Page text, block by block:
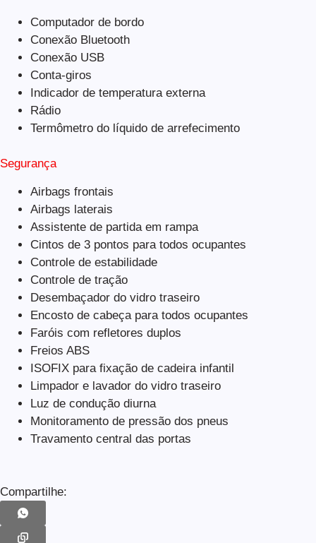
Computador de bordo
Conexão Bluetooth
Conexão USB
Conta-giros
Indicador de temperatura externa
Rádio
Termômetro do líquido de arrefecimento
Segurança
Airbags frontais
Airbags laterais
Assistente de partida em rampa
Cintos de 3 pontos para todos ocupantes
Controle de estabilidade
Controle de tração
Desembaçador do vidro traseiro
Encosto de cabeça para todos ocupantes
Faróis com refletores duplos
Freios ABS
ISOFIX para fixação de cadeira infantil
Limpador e lavador do vidro traseiro
Luz de condução diurna
Monitoramento de pressão dos pneus
Travamento central das portas
Compartilhe: